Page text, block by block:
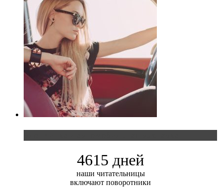
4615 дней
наши читательницы
включают поворотники